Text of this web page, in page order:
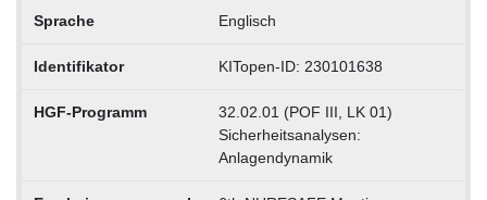
Sprache Englisch
Identifikator KITopen-ID: 230101638
HGF-Programm
32.02.01 (POF III, LK 01)
Sicherheitsanalysen:
Anlagendynamik